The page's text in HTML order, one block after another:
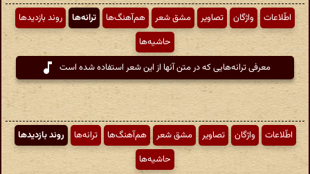
اطّلاعات واژگان تصاویر مشق شعر هم‌آهنگ‌ها ترانه‌ها
روند بازدیدها
حاشیه‌ها
معرفی ترانه‌هایی که در متن آنها از این شعر استفاده شده است
اطّلاعات واژگان تصاویر مشق شعر هم‌آهنگ‌ها ترانه‌ها
روند بازدیدها
حاشیه‌ها